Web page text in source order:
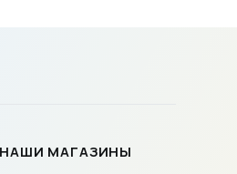
НАШИ МАГАЗИНЫ